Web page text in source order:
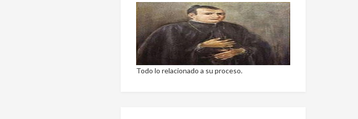
Todo lo relacionado a su proceso.